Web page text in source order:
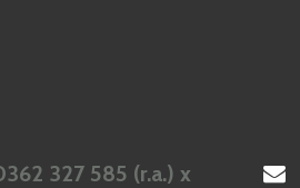
327 585 (r.a.) x